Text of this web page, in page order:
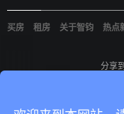
买房 租房 关于智钧 热点
分享到
中国